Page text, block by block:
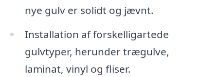
nye gulv er solidt og jævnt.
Installation af forskelligartede
gulvtyper, herunder trægulve,
laminat, vinyl og fliser.